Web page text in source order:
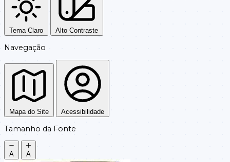
Tema Claro Alto Contraste
Navegação
Mapa do Site Acessibilidade
Tamanho da Fonte
A A